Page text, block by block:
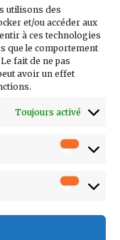
utilisons des
et/ou accéder aux
à ces technologies
que le comportement
fait de ne pas
avoir un effet
Toujours activé